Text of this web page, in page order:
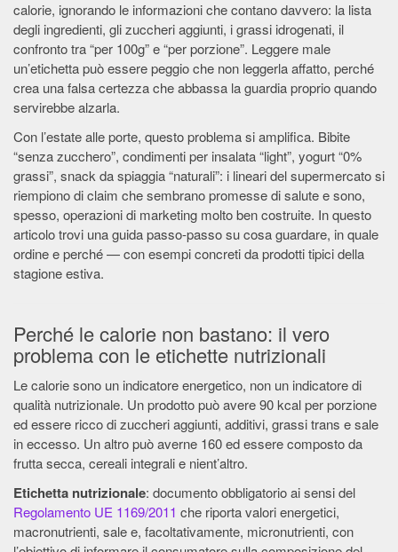
calorie, ignorando le informazioni che contano davvero: la lista
degli ingredienti, gli zuccheri aggiunti, i grassi idrogenati, il
confronto tra “per 100g” e “per porzione”. Leggere male
un’etichetta può essere peggio che non leggerla affatto, perché
crea una falsa certezza che abbassa la guardia proprio quando
servirebbe alzarla.
Con l’estate alle porte, questo problema si amplifica. Bibite
“senza zucchero”, condimenti per insalata “light”, yogurt “0%
grassi”, snack da spiaggia “naturali”: i lineari del supermercato si
riempiono di claim che sembrano promesse di salute e sono,
spesso, operazioni di marketing molto ben costruite. In questo
articolo trovi una guida passo-passo su cosa guardare, in quale
ordine e perché — con esempi concreti da prodotti tipici della
stagione estiva.
Perché le calorie non bastano: il vero
problema con le etichette nutrizionali
Le calorie sono un indicatore energetico, non un indicatore di
qualità nutrizionale. Un prodotto può avere 90 kcal per porzione
ed essere ricco di zuccheri aggiunti, additivi, grassi trans e sale
in eccesso. Un altro può averne 160 ed essere composto da
frutta secca, cereali integrali e nient’altro.
Etichetta nutrizionale: documento obbligatorio ai sensi del
Regolamento UE 1169/2011 che riporta valori energetici,
macronutrienti, sale e, facoltativamente, micronutrienti, con